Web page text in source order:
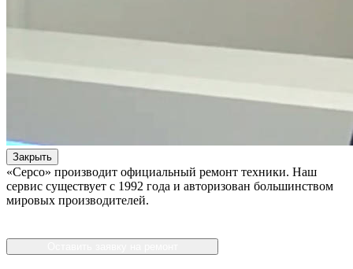
Закрыть
«Серсо» производит официальный ремонт техники. Наш
сервис существует с 1992 года и авторизован большинством
мировых производителей.